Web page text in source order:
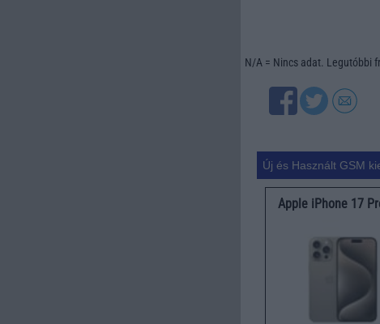
N/A = Nincs adat. Legutóbbi
Új és Használt GSM
Apple iPhone 17